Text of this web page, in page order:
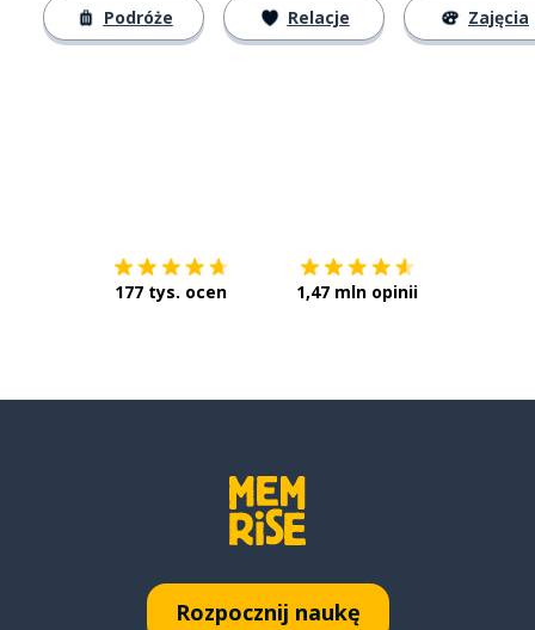
Podróże Relacje Zajęcia
177 tys. ocen 1,47 mln opinii
Rozpocznij naukę